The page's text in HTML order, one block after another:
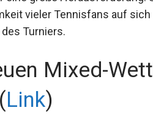
Für die deutschen Spieler
eine große Herausforderung.
Turniers.
Mixed-